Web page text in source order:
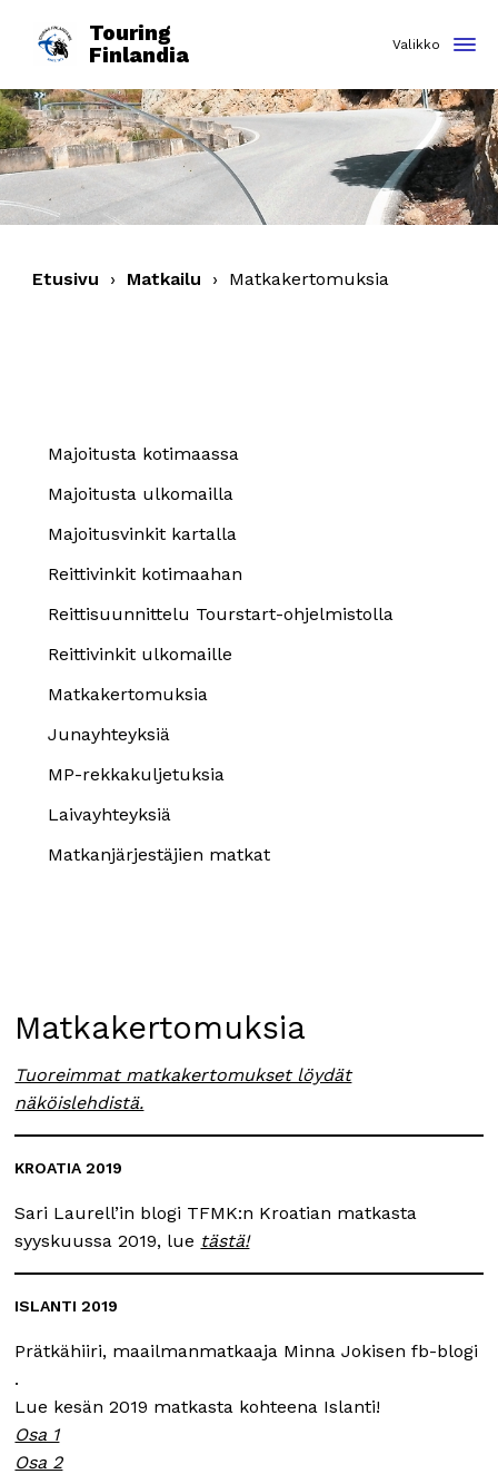
Touring
Finlandia
Etusivu › Matkailu › Matkakertomuksia
Majoitusta kotimaassa
Majoitusta ulkomailla
Majoitusvinkit kartalla
Reittivinkit kotimaahan
Reittisuunnittelu Tourstart-ohjelmistolla
Reittivinkit ulkomaille
Matkakertomuksia
Junayhteyksiä
MP-rekkakuljetuksia
Laivayhteyksiä
Matkanjärjestäjien matkat
Matkakertomuksia
Tuoreimmat matkakertomukset löydät
näköislehdistä.
KROATIA 2019
Sari Laurell’in blogi TFMK:n Kroatian matkasta
syyskuussa 2019, lue tästä!
ISLANTI 2019
Prätkähiiri, maailmanmatkaaja Minna Jokisen fb-blogi
.
Lue kesän 2019 matkasta kohteena Islanti!
Osa 1
Osa 2